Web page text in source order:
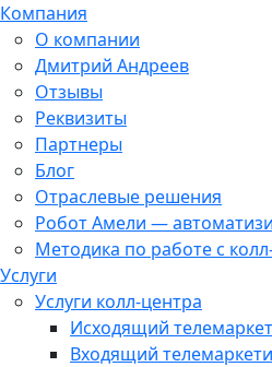
Компания
О компании
Дмитрий Андреев
Отзывы
Реквизиты
Партнеры
Блог
Отраслевые решения
Робот Амели —
Методика по работе с
Услуги
Услуги колл-центра
Исходящий
Входящий